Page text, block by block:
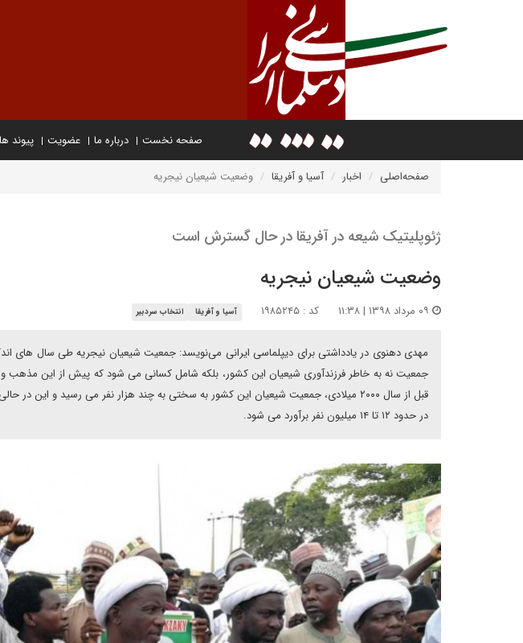
صفحه نخست درباره ما عضویت پیوند ها
صفحه‌اصلی اخبار آسیا و آفریقا وضعیت شیعیان نیجریه
ژئوپلیتیک شیعه در آفریقا در حال گسترش است
وضعیت شیعیان نیجریه
کد : ۱۹۸۵۲۴۵ آسیا و آفریقا انتخاب سردبیر
مهدی دهنوی در یادداشتی برای دیپلماسی ایرانی می‌نویسد: جمعیت شیعیان نیجریه طی سال های
جمعیت نه به خاطر فرزندآوری شیعیان این کشور، بلکه شامل کسانی می شود که پیش از این مذهب
قبل از سال ۲۰۰۰ میلادی، جمعیت شیعیان این کشور به سختی به چند هزار نفر می رسید و
در حدود ۱۲ تا ۱۴ میلیون نفر برآورد می شود.